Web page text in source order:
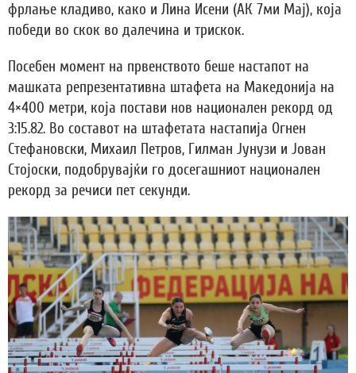
фрлање кладиво, како и Лина Исени (АК 7ми Мај), која
победи во скок во далечина и трискок.
Посебен момент на првенството беше настапот на
машката репрезентативна штафета на Македонија на
4×400 метри, која постави нов национален рекорд од
3:15.82. Во составот на штафетата настапија Огнен
Стефановски, Михаил Петров, Гилман Јунузи и Јован
Стојоски, подобрувајќи го досегашниот национален
рекорд за речиси пет секунди.